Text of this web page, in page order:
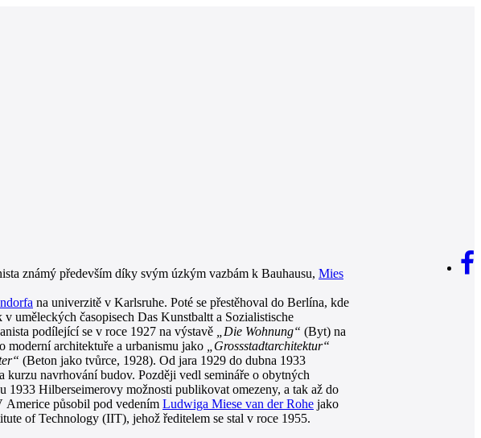
známý především díky svým úzkým vazbám k Bauhausu, Mies
na univerzitě v Karlsruhe. Poté se přestěhoval do Berlína, kde
uměleckých časopisech Das Kunstbaltt a Sozialistische
podílející se v roce 1927 na výstavě „Die Wohnung“ (Byt) na
moderní architektuře a urbanismu jako
„Grossstadtarchitektur“
(Beton jako tvůrce, 1928). Od jara 1929 do dubna 1933
navrhování budov. Později vedl semináře o obytných
Hilberseimerovy možnosti publikovat omezeny, a tak až do
Americe působil pod vedením Ludwiga Miese van der Rohe jako
of Technology (IIT), jehož ředitelem se stal v roce 1955.